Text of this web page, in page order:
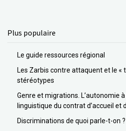
Plus populaire
Le guide ressources régional
Les Zarbis contre attaquent et le «
stéréotypes
Genre et migrations. L’autonomie
linguistique du contrat d’accueil et
Discriminations de quoi parle-t-on ?